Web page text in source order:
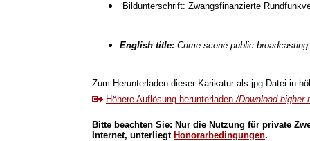
Bildunterschrift: Zwangsfinanzierte
English title: Crime scene public
Zum Herunterladen dieser Karikatur als jpg-Datei in
Höhere Auflösung herunterladen/Download higher
Bitte beachten Sie: Nur die Nutzung für private
Internet, unterliegt Honorarbedingungen.